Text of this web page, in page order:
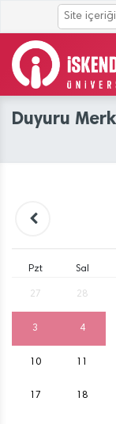
Duyuru
Pzt Sal
27 28
3 4
10
17 18